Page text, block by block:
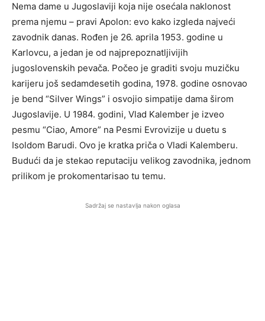
Nema dame u Jugoslaviji koja nije osećala naklonost
prema njemu – pravi Apolon: evo kako izgleda najveći
zavodnik danas. Rođen je 26. aprila 1953. godine u
Karlovcu, a jedan je od najprepoznatljivijih
jugoslovenskih pevača. Počeo je graditi svoju muzičku
karijeru još sedamdesetih godina, 1978. godine osnovao
je bend “Silver Wings” i osvojio simpatije dama širom
Jugoslavije. U 1984. godini, Vlad Kalember je izveo
pesmu “Ciao, Amore” na Pesmi Evrovizije u duetu s
Isoldom Barudi. Ovo je kratka priča o Vladi Kalemberu.
Budući da je stekao reputaciju velikog zavodnika, jednom
prilikom je prokomentarisao tu temu.
Sadržaj se nastavlja nakon oglasa